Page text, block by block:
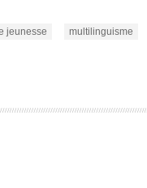
jeunesse multilinguisme